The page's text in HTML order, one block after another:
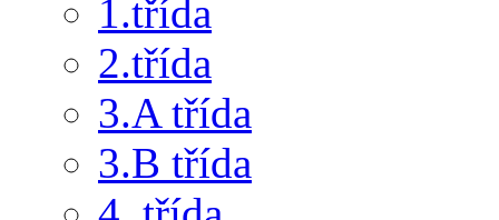
1.třída
2.třída
3.A třída
3.B třída